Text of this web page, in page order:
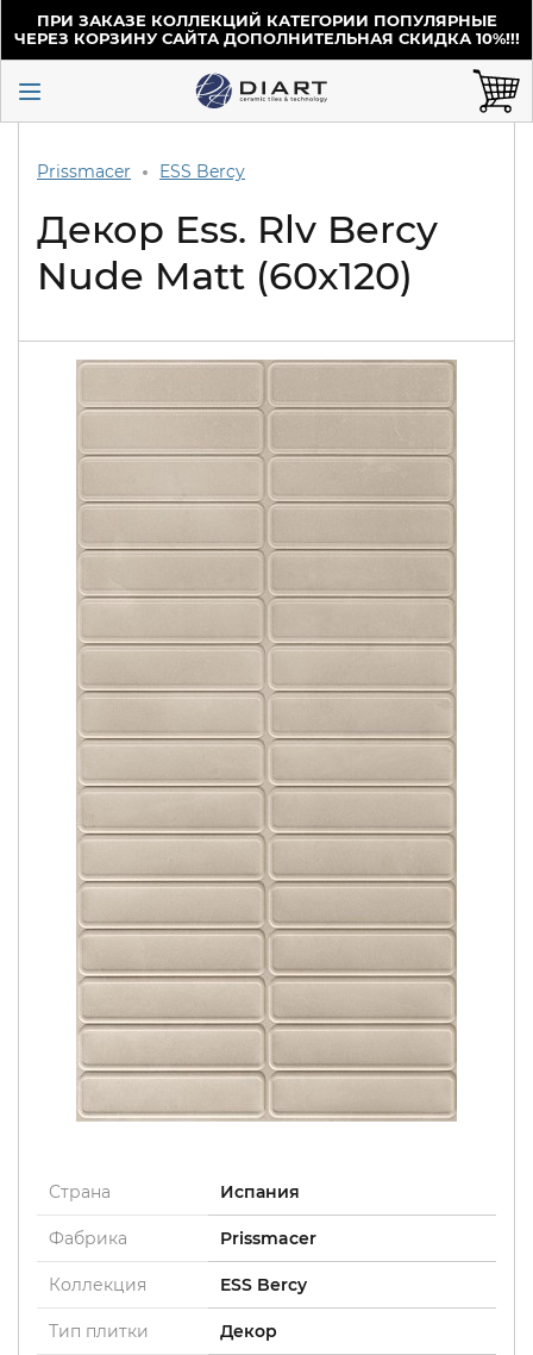
ПРИ ЗАКАЗЕ КОЛЛЕКЦИЙ КАТЕГОРИИ ПОПУЛЯРНЫЕ
ЧЕРЕЗ КОРЗИНУ САЙТА ДОПОЛНИТЕЛЬНАЯ СКИДКА 10%!!!
Prissmacer ESS Bercy
Декор Ess. Rlv Bercy
Nude Matt (60x120)
Страна Испания
Фабрика Prissmacer
Коллекция ESS Bercy
Тип плитки Декор